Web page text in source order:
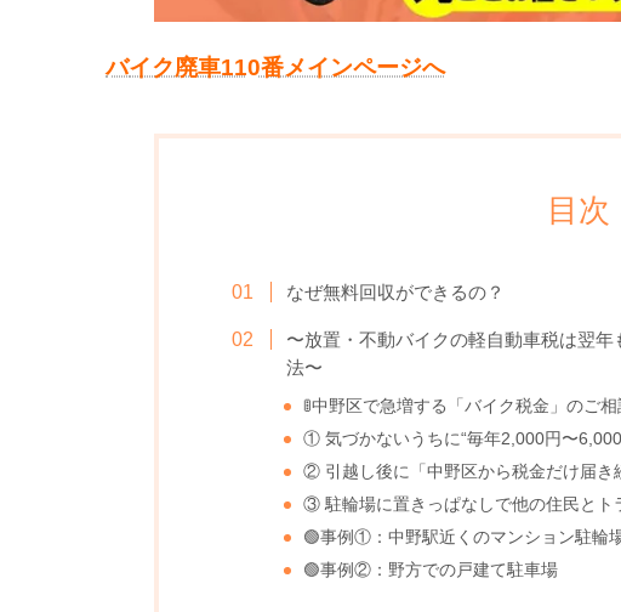
バイク廃車110番メインページへ
目次
なぜ無料回収ができるの？
〜放置・不動バイクの軽自動車税は翌
法〜
🚦中野区で急増する「バイク税金」のご相
① 気づかないうちに“毎年2,000円〜
② 引越し後に「中野区から税金だけ届き
③ 駐輪場に置きっぱなしで他の住民とト
🟢事例①：中野駅近くのマンション駐輪
🟢事例②：野方での戸建て駐車場